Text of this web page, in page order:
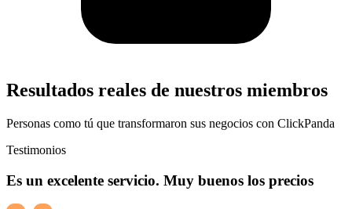
Resultados reales de nuestros miembros
Personas como tú que transformaron sus negocios con ClickPanda
Testimonios
Es un excelente servicio. Muy buenos los precios